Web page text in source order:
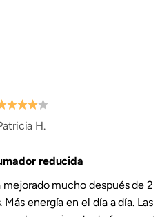
H.
reducida
mejorado mucho después de 2
Más energía en el día a día. Las